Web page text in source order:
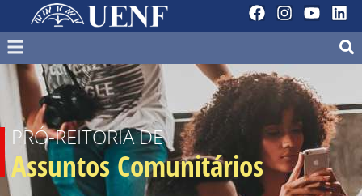
PRÓ-REITORIA DE
Assuntos Comunitários